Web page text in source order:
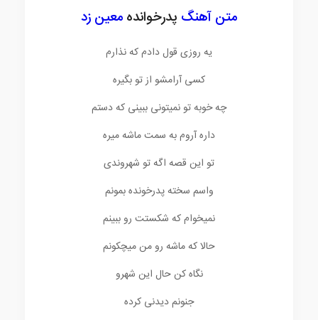
متن آهنگ پدرخواندهمعین زد
یه روزی قول دادم که نذارم
کسی آرامشو از تو بگیره
چه خوبه تو نمیتونی ببینی که دستم
داره آروم به سمت ماشه میره
تو این قصه اگه تو شهروندی
واسم سخته پدرخونده بمونم
نمیخوام که شکستت رو ببینم
حالا که ماشه رو من میچکونم
نگاه کن حال این شهرو
جنونم دیدنی کرده